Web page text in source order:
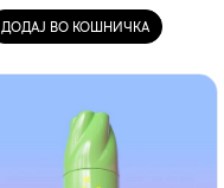
ДОДАЈ ВО КОШНИЧКА